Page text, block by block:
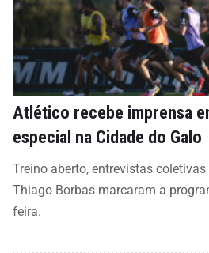
Atlético recebe imprensa
especial na Cidade do Galo
Treino aberto, entrevistas
Thiago Borbas marcaram a
feira.